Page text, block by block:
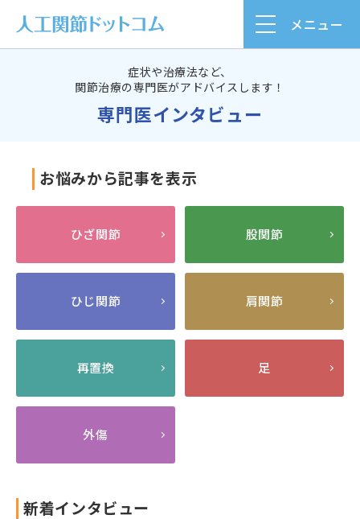
メニュー
症状や治療法など、
関節治療の専門医がアドバイスします！
専門医インタビュー
お悩みから記事を表示
ひざ関節 股関節
ひじ関節 肩関節
再置換 足
外傷
新着インタビュー